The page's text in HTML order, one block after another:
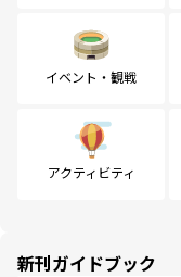
イベント・観戦
アクティビティ
新刊ガイドブック